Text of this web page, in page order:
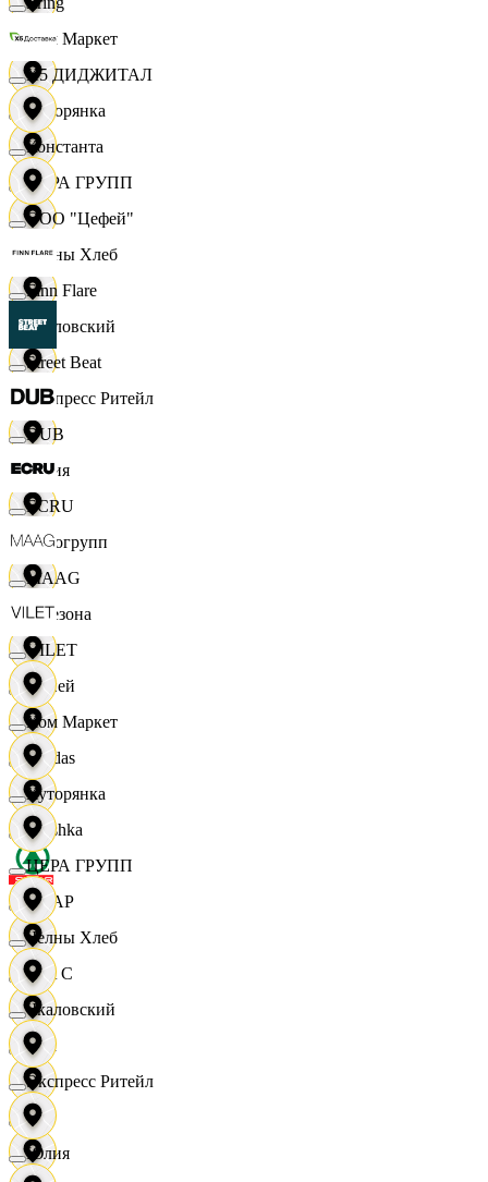
Хом Маркет
Хуторянка
ЦЕРА ГРУПП
Челны Хлеб
Чкаловский
Экспресс Ритейл
Юлия
Яркогрупп
4 Сезона
7 дней
Adidas
Bershka
СПАР
M A C
OBI
RE
X5 ДИДЖИТАЛ
Константа
ООО "Цефей"
Finn Flare
Street Beat
DUB
ECRU
MAAG
VILET
Хом Маркет
Хуторянка
ЦЕРА ГРУПП
Челны Хлеб
Чкаловский
Экспресс Ритейл
Юлия